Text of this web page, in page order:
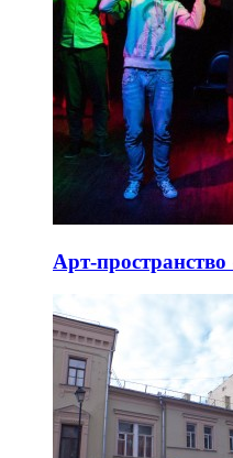
Арт-пространство